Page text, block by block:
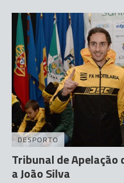
DESPORTO
Tribunal de Apelação
a João Silva